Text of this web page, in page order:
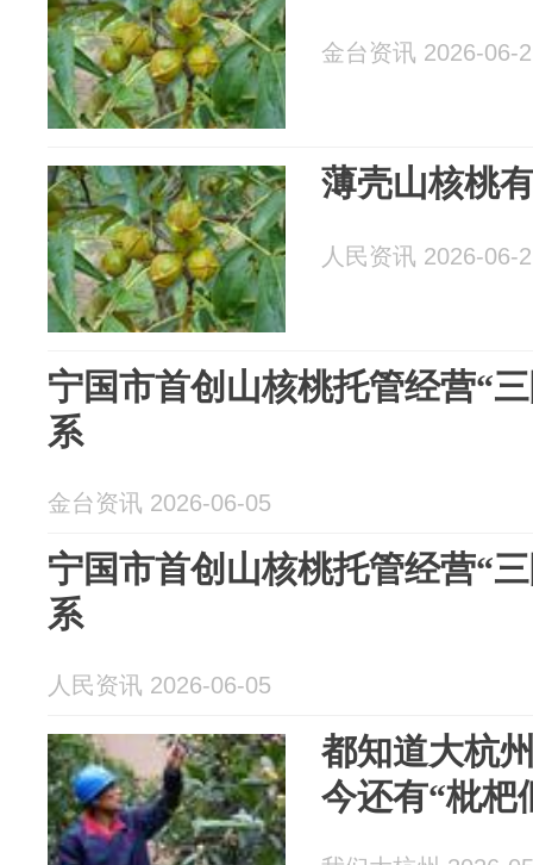
金台资讯 2026-06-
薄壳山核桃
人民资讯 2026-06-
宁国市首创山核桃托管经营“
系
金台资讯 2026-06-05
宁国市首创山核桃托管经营“
系
人民资讯 2026-06-05
都知道大杭
今还有“枇